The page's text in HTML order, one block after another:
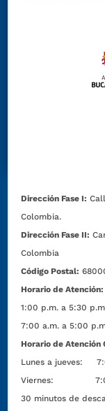
Dirección Fase I:
Colombia.
Dirección Fase II:
Colombia
Código Postal:
Horario de Atención:
1:00 p.m. a 5:30
7:00 a.m. a 5:00
Horario de Atención
Lunes a jueves:
Viernes: 7:00
30 minutos de